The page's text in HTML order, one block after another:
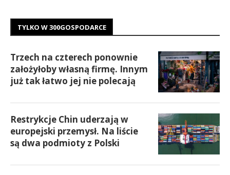
TYLKO W 300GOSPODARCE
Trzech na czterech ponownie
założyłoby własną firmę. Innym
już tak łatwo jej nie polecają
Restrykcje Chin uderzają w
europejski przemysł. Na liście
są dwa podmioty z Polski